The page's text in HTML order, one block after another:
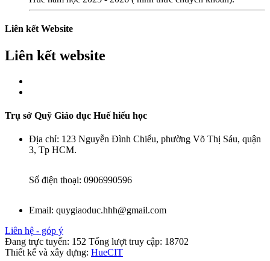
Liên kết Website
Liên kết website
Trụ sở Quỹ Giáo dục Huế hiếu học
Địa chỉ: 123 Nguyễn Đình Chiểu, phường Võ Thị Sáu, quận
3, Tp HCM.
Số điện thoại: 0906990596
Email: quygiaoduc.hhh@gmail.com
Liên hệ - góp ý
Đang trực tuyến: 152 Tổng lượt truy cập: 18702
Thiết kế và xây dựng: HueCIT